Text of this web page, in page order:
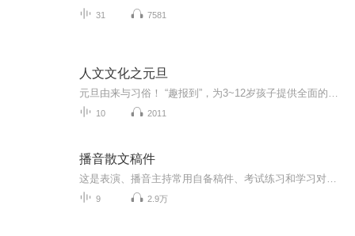
31 7581
人文文化之元旦
10 2011
播音散文稿件
9 2.9万